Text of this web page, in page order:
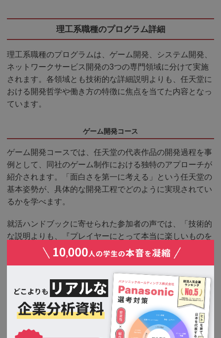
理工系職種のプログラム詳細
理工系職種のプログラムは、ゲーム開発、システム開発、
ネットワークサービス開発の3つの専門領域に分けて実施
されます。各領域とも技術的な詳細説明よりも、任天堂に
おける開発哲学や働き方の特徴に焦点を当てた内容となっ
ています。
ゲーム開発コース
ゲーム開発コースでは、任天堂の代表作品の開発過程を事
例として、同社のゲーム制作における独特のアプローチが
紹介されます。「面白さを第一に考える」という任天堂の
基本姿勢が、具体的な開発工程でどのように実現されてい
るかを学べます。
就活ハンドブックに寄せられた参加者の声では、「技術的
な説明よりも、『プレイヤーにとって本当に楽しいものを
作る』という哲学の話が印象的だった。技術ありきではな
く、エンターテイメント価値を最優先にする姿勢に感銘を
受けた」という感想がありました。
また、プログラムでは実際のゲーム開発で使用されている
ツールやワークフローについても説明があり、参加者は任
天堂のゲーム開発現場の実態を具体的に理解できます。特
に、複数の開発チームが連携してひとつの作品を完成させ